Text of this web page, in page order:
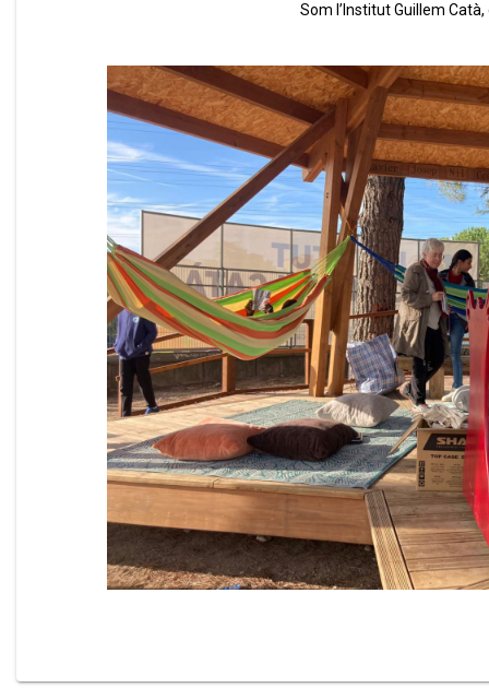
Som l’Institut Guillem